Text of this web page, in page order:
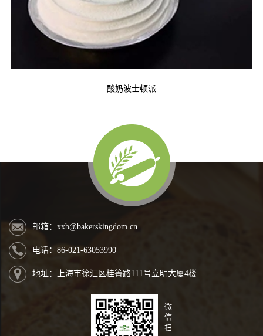
酸奶波士顿派
邮箱：xxb@bakerskingdom.cn
电话：86-021-63053990
地址：上海市徐汇区桂箐路111号立明大厦4楼
微
信
扫